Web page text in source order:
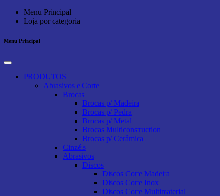
Menu Principal
Loja por categoria
Menu Principal
PRODUTOS
Abrasivos e Corte
Brocas
Brocas p/ Madeira
Brocas p/ Pedra
Brocas p/ Metal
Brocas Multiconstruction
Brocas p/ Cerâmica
Cinzéis
Abrasivos
Discos
Discos Corte Madeira
Discos Corte Inox
Discos Corte Multimaterial